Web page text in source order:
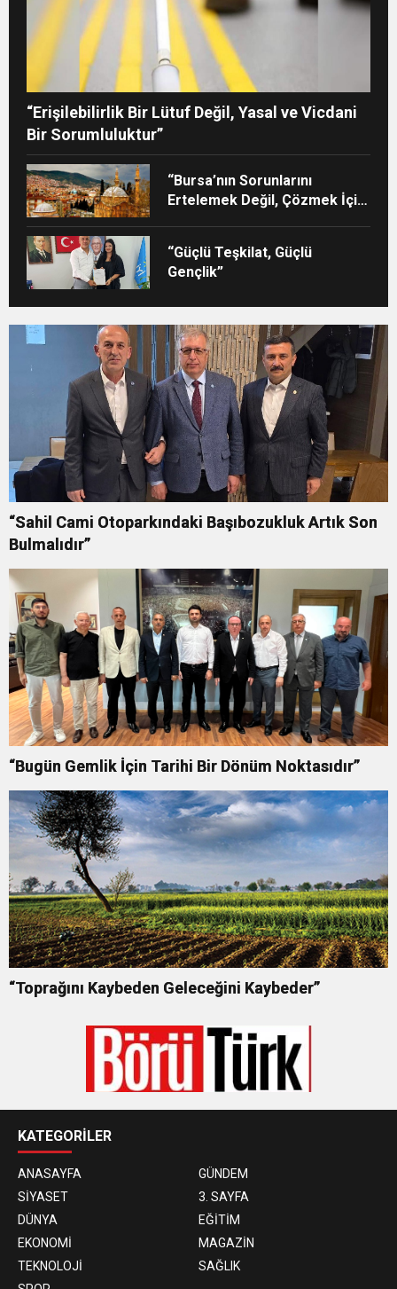
“Erişilebilirlik Bir Lütuf Değil, Yasal ve Vicdani
Bir Sorumluluktur”
“Bursa’nın Sorunlarını
Ertelemek Değil, Çözmek İçin
“Güçlü Teşkilat, Güçlü
Gençlik”
“Sahil Cami Otoparkındaki Başıbozukluk Artık Son
Bulmalıdır”
“Bugün Gemlik İçin Tarihi Bir Dönüm Noktasıdır”
“Toprağını Kaybeden Geleceğini Kaybeder”
KATEGORİLER
ANASAYFA
GÜNDEM
SİYASET
3. SAYFA
DÜNYA
EĞİTİM
EKONOMİ
MAGAZİN
TEKNOLOJİ
SAĞLIK